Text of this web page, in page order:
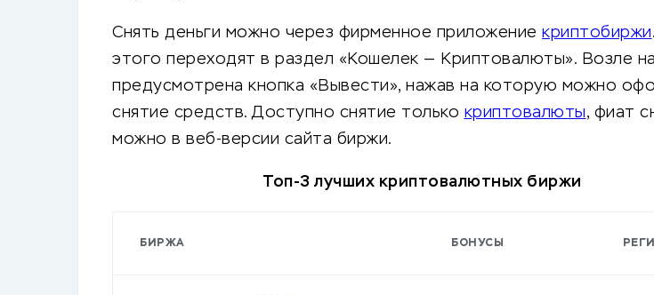
Снять деньги можно через фирменное приложение криптобиржи
этого переходят в раздел «Кошелек — Криптовалюты». Возле
предусмотрена кнопка «Вывести», нажав на которую можно
снятие средств. Доступно снятие только криптовалюты, фиат
можно в веб-версии сайта биржи.
Топ-3 лучших криптовалютных биржи
БИРЖА БОНУСЫ